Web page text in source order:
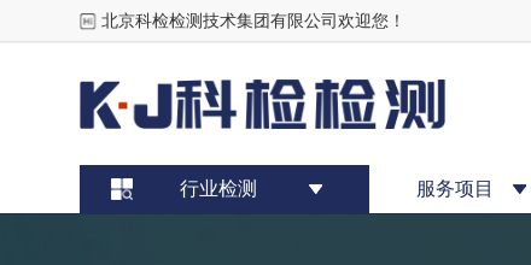
北京科检检测技术集团有限公司欢迎您！
行业检测 服务项目